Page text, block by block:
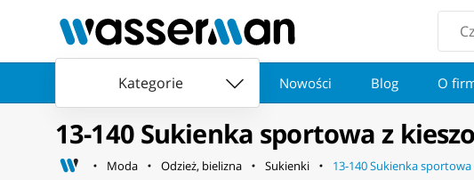
Kategorie Nowości Blog O
13-140 Sukienka sportowa z
Moda Odzież, bielizna Sukienki 13-140 Sukienka